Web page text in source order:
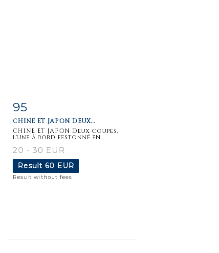
Item detail
95
CHINE ET JAPON DEUX...
CHINE ET JAPON Deux coupes,
l'une à bord festonné en...
20 - 30 EUR
Result 60 EUR
Result without fees